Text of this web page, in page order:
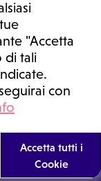
"Accetta
di tali
con
Accetta tutti i
Cookie
cookie